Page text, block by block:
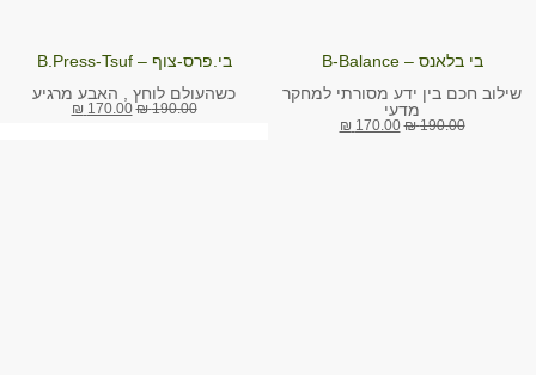
בי בלאנס – B-Balance
שילוב חכם בין ידע מסורתי למחקר
מדעי
190.00
₪
170.00
₪
בי.פרס-צוף – B.Press-Tsuf
כשהעולם לוחץ , האבע מרגיע
190.00
₪
170.00
₪